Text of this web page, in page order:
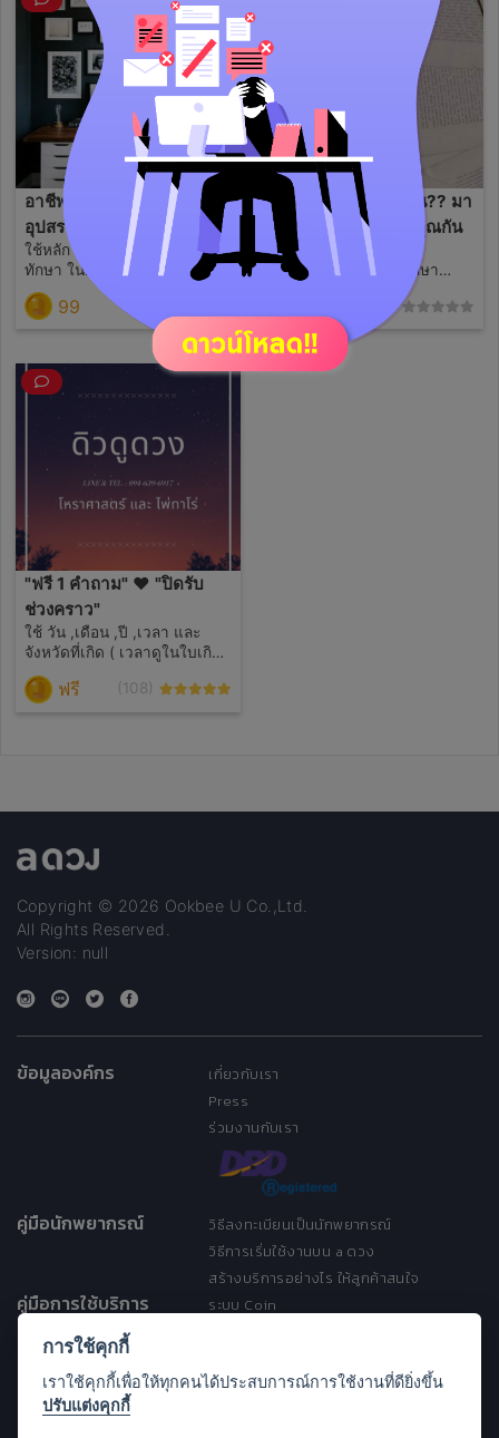
อาชีพไหนที่ใช่คุณ??
อุปสรรคศัตรูของคุณคือ
อะไร??
ใช้หลัก โหราศาสตร์ไทย ร่วมกับ
ทักษา ในการพยากรณ์ครับ❤🔮
99
คู่ของคุณเป็นแบบไหน?? มา
เช็คดวงความรักของคุณกัน
ใช้ศาสตร์การทำนาย
โหราศาสตร์ไทยและทักษา
(2)
"ฟรี 1 คำถาม" ❤ "ปิดรับ
ช่วงคราว"
ใช้ วัน ,เดือน ,ปี ,เวลา และ
จังหวัดที่เกิด ( เวลาดูในใบเกิด
เลยครับ ) พิมพ์คำถามให้
ละเอียดนะครับ 🙏🏻😊 จะรีบ
ฟรี (108)
Copyright © 2026 Ookbee U Co.,Ltd.
All Rights Reserved.
Version: null
ข้อมูลองค์กร
เกี่ยวกับเรา
Press
ร่วมงานกับเรา
คู่มือนักพยากรณ์
วิธีลงทะเบียนเป็นนักพยากรณ์
วิธีการเริ่มใช้งานบน a ดวง
สร้างบริการอย่างไร ให้ลูกค้าสนใจ
คู่มือการใช้บริการ
ระบบ Coin
ประกาศการคุ้มครองข้อมูลส่วนบุคคล
การใช้คุกกี้
เราใช้คุกกี้เพื่อให้ทุกคนได้ประสบการณ์การใช้งานที่ดียิ่งขึ้น
ปรับแต่งคุกกี้